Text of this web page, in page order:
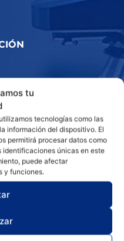
tu
tecnologías como las
información del dispositivo. El
permitirá procesar datos como
identificaciones únicas en este
puede afectar
y funciones.
VENTA